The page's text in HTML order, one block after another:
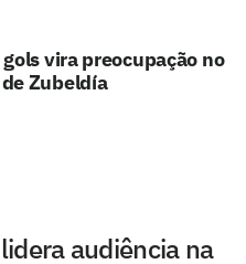
gols vira preocupação no
Zubeldía
audiência na